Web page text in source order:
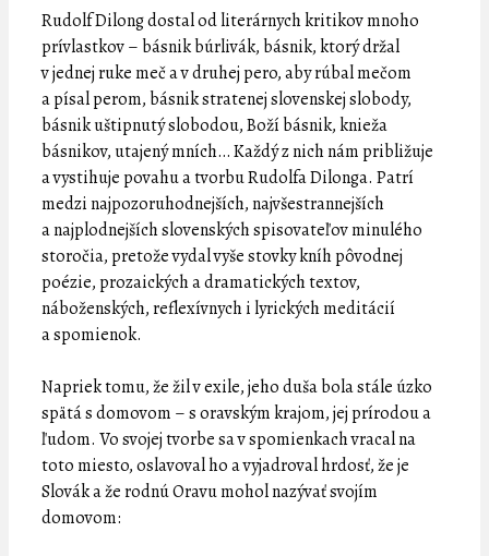
Rudolf Dilong dostal od literárnych kritikov mnoho
prívlastkov – básnik búrlivák, básnik, ktorý držal
v jednej ruke meč a v druhej pero, aby rúbal mečom
a písal perom, básnik stratenej slovenskej slobody,
básnik uštipnutý slobodou, Boží básnik, knieža
básnikov, utajený mních… Každý z nich nám približuje
a vystihuje povahu a tvorbu Rudolfa Dilonga. Patrí
medzi najpozoruhodnejších, najvšestrannejších
a najplodnejších slovenských spisovateľov minulého
storočia, pretože vydal vyše stovky kníh pôvodnej
poézie, prozaických a dramatických textov,
náboženských, reflexívnych i lyrických meditácií
a spomienok.
Napriek tomu, že žil v exile, jeho duša bola stále úzko
spätá s domovom – s oravským krajom, jej prírodou a
ľudom. Vo svojej tvorbe sa v spomienkach vracal na
toto miesto, oslavoval ho a vyjadroval hrdosť, že je
Slovák a že rodnú Oravu mohol nazývať svojím
domovom: